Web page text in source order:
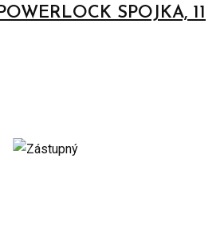
SPOJKA, 11